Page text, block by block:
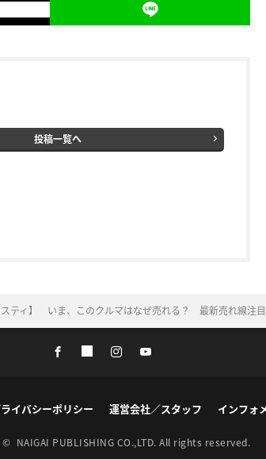
投稿一覧へ
ティ】 いま、このクルマはなぜ売れる？ 最新売れ線注
イバシーポリシー 運営会社／スタッフ インフォ
© NAIGAI PUBLISHING CO.,LTD. All rights reserved.